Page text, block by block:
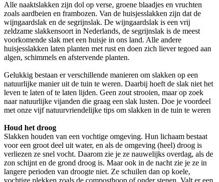
Alle naaktslakken zijn dol op verse, groene blaadjes en vruchten
zoals aardbeien en frambozen. Van de huisjesslakken zijn dat de
wijngaardslak en de segrijnslak. De wijngaardslak is een vrij
zeldzame slakkensoort in Nederlands, de segrijnslak is de meest
voorkomende slak met een huisje in ons land. Alle andere
huisjesslakken laten planten met rust en doen zich liever tegoed aan
algen, schimmels en afstervende planten.
Gelukkig bestaan er verschillende manieren om slakken op een
natuurlijke manier uit de tuin te weren. Daarbij hoeft de slak niet het
leven te laten of te laten lijden. Geen zout strooien, maar op zoek
naar natuurlijke vijanden die graag een slak lusten. Doe je voordeel
met onze vijf natuurvriendelijke tips om slakken in de tuin te weren
Houd het droog
Slakken houden van een vochtige omgeving. Hun lichaam bestaat
voor een groot deel uit water, en als de omgeving (heel) droog is
verliezen ze snel vocht. Daarom zie je ze nauwelijks overdag, als de
zon schijnt en de grond droog is. Maar ook in de nacht zie je ze in
langere perioden van droogte niet. Ze schuilen dan op koele,